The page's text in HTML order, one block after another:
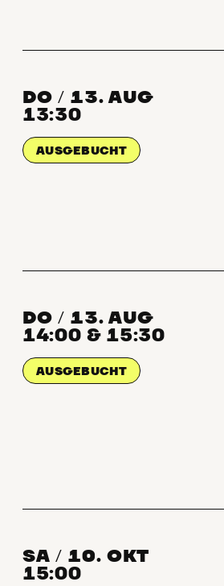
DO / 13. AUG
13:30
AUSGEBUCHT
DO / 13. AUG
14:00 & 15:30
AUSGEBUCHT
SA / 10. OKT
15:00